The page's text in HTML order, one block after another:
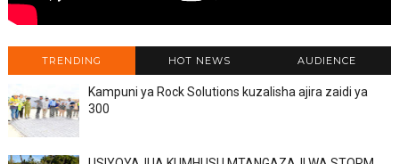
TRENDING HOT NEWS AUDIENCE
Kampuni ya Rock Solutions kuzalisha ajira zaidi ya
300